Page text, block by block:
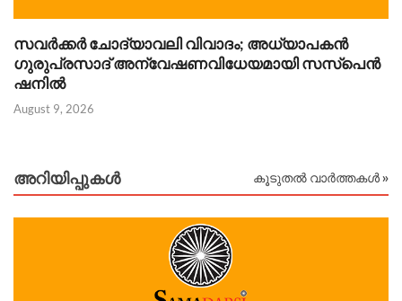
സവർക്കർ ചോദ്യാവലി വിവാദം; അധ്യാപകൻ
ഗുരുപ്രസാദ് അന്വേഷണവിധേയമായി സസ്പെൻ
ഷനിൽ
August 9, 2026
അറിയിപ്പുകള്‍ കൂടുതൽ വാർത്തകൾ »